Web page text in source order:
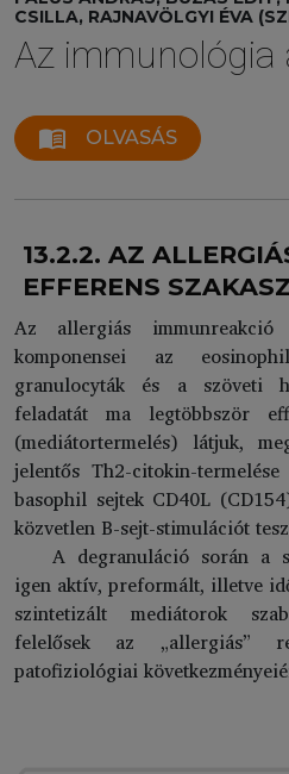
CSILLA, RAJNAVÖLGYI ÉVA
Az immunológia
menu_book OLVASÁS
13.2.2. AZ
EFFERENS
Az allergiás immunreakció
komponensei az
granulocyták és a szöveti
feladatát ma legtöbbször
(mediátortermelés) látjuk,
jelentős Th2-citokin-
basophil sejtek CD40L
közvetlen B-sejt-stimulációt
A degranuláció során a
igen aktív, preformált, illetve
szintetizált mediátorok
felelősek az „allergiás”
patofiziológiai